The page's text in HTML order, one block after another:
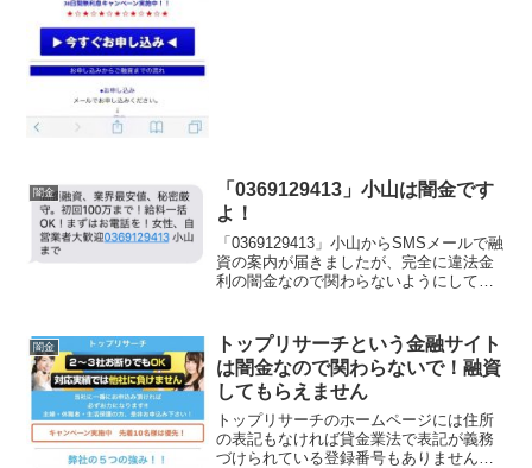
闇金
「0369129413」小山は闇金です
よ！
「0369129413」小山からSMSメールで融
資の案内が届きましたが、完全に違法金
利の闇金なので関わらないようにしてく
ずはお電話を！女性、自営業者大歓迎と
書いてい...
闇金
トップリサーチという金融サイト
は闇金なので関わらないで！融資
してもらえません
トップリサーチのホームページには住所
の表記もなければ貸金業法で表記が義務
づけられている登録番号もありません。